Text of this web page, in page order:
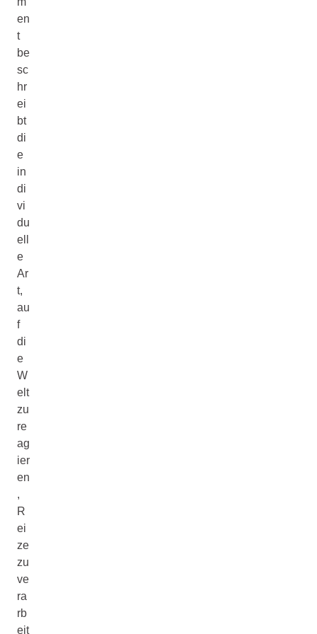
en
t
be
sc
hr
ei
bt
di
e
in
di
vi
du
ell
e
Ar
t,
au
f
di
e
W
elt
zu
re
ag
ier
en
,
R
ei
ze
zu
ve
ra
rb
eit